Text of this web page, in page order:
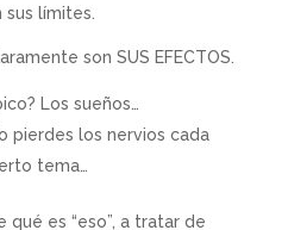
límites.
son SUS EFECTOS.
Los sueños…
pierdes los nervios cada
tema…
es “eso”, a tratar de